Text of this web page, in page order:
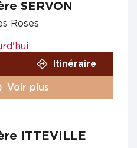
SERVON
Roses
Itinéraire
Voir plus
ITTEVILLE